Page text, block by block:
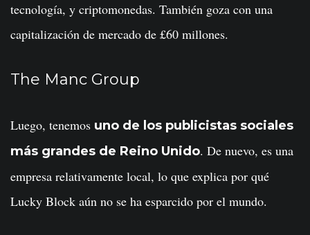
tecnología, y criptomonedas. También goza con una
capitalización de mercado de £60 millones.
The Manc Group
Luego, tenemos uno de los publicistas sociales
más grandes de Reino Unido. De nuevo, es una
empresa relativamente local, lo que explica por qué
Lucky Block aún no se ha esparcido por el mundo.